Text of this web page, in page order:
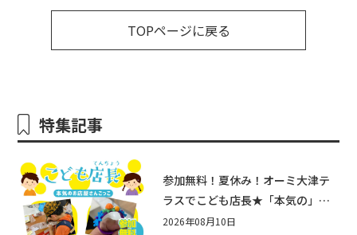
TOPページに戻る
特集記事
参加無料！夏休み！オーミ大津テ
ラスでこども店長★「本気の」お
店屋さんごっこ8/22(土)開催！&ワ
2026年08月10日